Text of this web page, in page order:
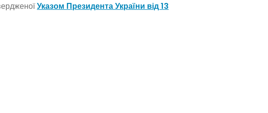
Указом Президента України від 13